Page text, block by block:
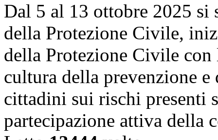
Dal 5 al 13 ottobre 2025 si
della Protezione Civile,
della Protezione Civile
cultura della prevenzione
cittadini sui rischi presenti
partecipazione attiva